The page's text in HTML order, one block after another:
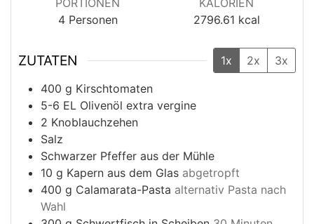
PORTIONEN
4 Personen
KALORIEN
2796.61 kcal
ZUTATEN 1x 2x
3x
400 g Kirschtomaten
5-6 EL Olivenöl extra vergine
2 Knoblauchzehen
Salz
Schwarzer Pfeffer aus der Mühle
10 g Kapern aus dem Glas abgetropft
400 g Calamarata-Pasta alternativ Pasta nach
Wahl